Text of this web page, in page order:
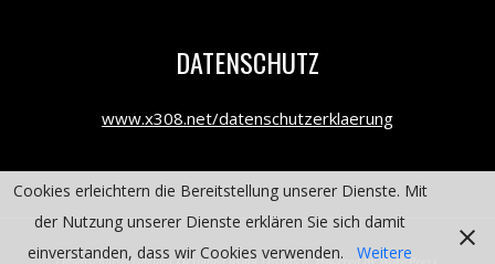
DATENSCHUTZ
www.x308.net/datenschutzerklaerung
Cookies erleichtern die Bereitstellung unserer Dienste. Mit
der Nutzung unserer Dienste erklären Sie sich damit
einverstanden, dass wir Cookies verwenden.
Weitere